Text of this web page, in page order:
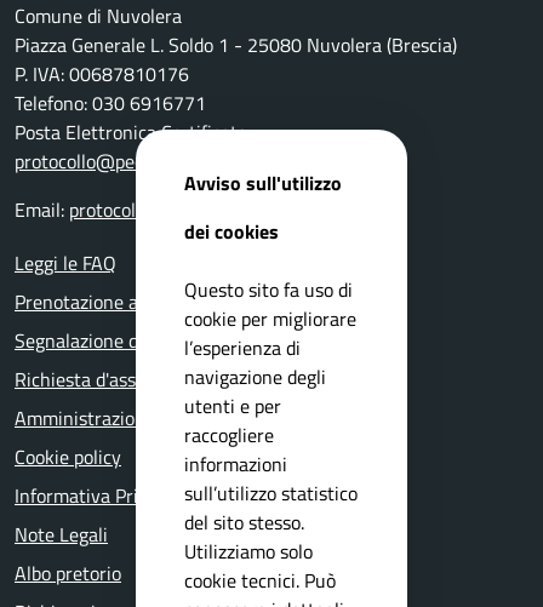
Comune di Nuvolera
Piazza Generale L. Soldo 1 - 25080 Nuvolera (Brescia)
P. IVA: 00687810176
Telefono: 030 6916771
Posta Elettronica Certificata:
protocollo@pec.comune.nuvolera.bs.it
Email: protocollo@comune.nuvolera.bs.it
Leggi le FAQ
Prenotazione appuntamento
Segnalazione disservizio
Richiesta d'assistenza
Amministrazione trasparente
Cookie policy
Informativa Privacy
Note Legali
Albo pretorio
Avviso sull'utilizzo
dei cookies
Questo sito fa uso di
cookie per migliorare
l’esperienza di
navigazione degli
utenti e per
raccogliere
informazioni
sull’utilizzo statistico
del sito stesso.
Utilizziamo solo
cookie tecnici. Può